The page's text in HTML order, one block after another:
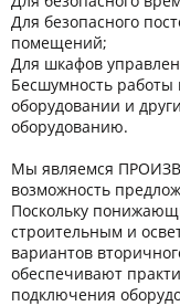
Для безопасного
помещений;
Для шкафов
Бесшумность
оборудовании и
оборудованию.
Мы являемся
возможность
Поскольку
строительным и
вариантов
обеспечивают
подключения